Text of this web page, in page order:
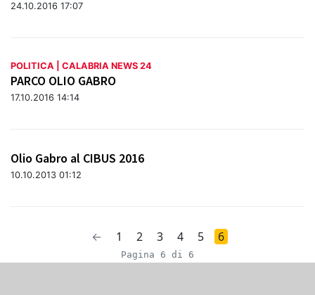
24.10.2016 17:07
POLITICA | CALABRIA NEWS 24
PARCO OLIO GABRO
17.10.2016 14:14
Olio Gabro al CIBUS 2016
10.10.2013 01:12
← 1 2 3 4 5 6
Pagina 6 di 6